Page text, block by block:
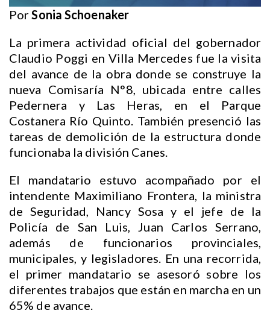
PorSonia Schoenaker
La primera actividad oficial del gobernador
Claudio Poggi en Villa Mercedes fue la visita
del avance de la obra donde se construye la
nueva Comisaría N°8, ubicada entre calles
Pedernera y Las Heras, en el Parque
Costanera Río Quinto. También presenció las
tareas de demolición de la estructura donde
funcionaba la división Canes.
El mandatario estuvo acompañado por el
intendente Maximiliano Frontera, la ministra
de Seguridad, Nancy Sosa y el jefe de la
Policía de San Luis, Juan Carlos Serrano,
además de funcionarios provinciales,
municipales, y legisladores. En una recorrida,
el primer mandatario se asesoró sobre los
diferentes trabajos que están en marcha en un
65% de avance.